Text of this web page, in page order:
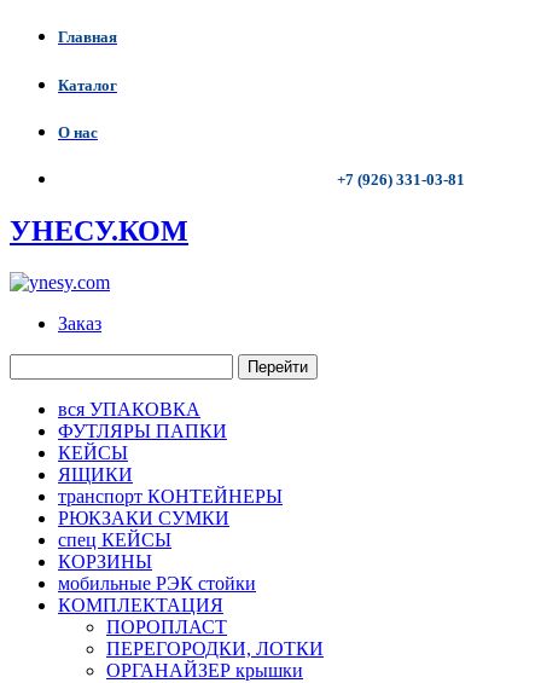
Главная
Каталог
О нас
+7 (926) 331-03-81
УНЕСУ.КОМ
Заказ
Перейти
вся УПАКОВКА
ФУТЛЯРЫ ПАПКИ
КЕЙСЫ
ЯЩИКИ
транспорт КОНТЕЙНЕРЫ
РЮКЗАКИ СУМКИ
спец КЕЙСЫ
КОРЗИНЫ
мобильные РЭК стойки
КОМПЛЕКТАЦИЯ
ПОРОПЛАСТ
ПЕРЕГОРОДКИ, ЛОТКИ
ОРГАНАЙЗЕР крышки